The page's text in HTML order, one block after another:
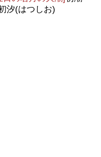
汐(はつしお)